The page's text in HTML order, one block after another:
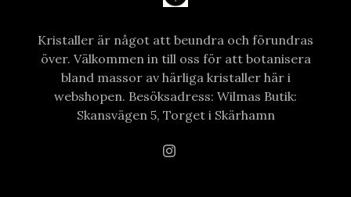
Kristaller är något att beundra och förundras
över. Välkommen in till oss för att botanisera
bland massor av härliga kristaller här i
webshopen. Besöksadress: Wilmas Butik:
Skansvägen 5, Torget i Skärhamn